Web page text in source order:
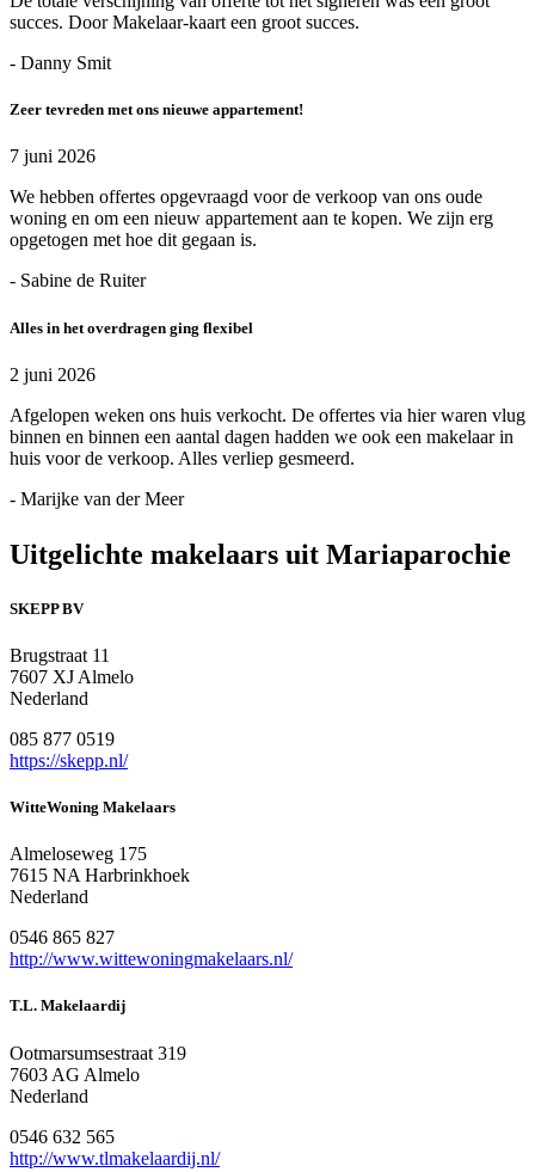
succes. Door Makelaar-kaart een groot succes.
- Danny Smit
Zeer tevreden met ons nieuwe appartement!
7 juni 2026
We hebben offertes opgevraagd voor de verkoop van ons oude
woning en om een nieuw appartement aan te kopen. We zijn erg
opgetogen met hoe dit gegaan is.
- Sabine de Ruiter
Alles in het overdragen ging flexibel
2 juni 2026
Afgelopen weken ons huis verkocht. De offertes via hier waren vlug
binnen en binnen een aantal dagen hadden we ook een makelaar in
huis voor de verkoop. Alles verliep gesmeerd.
- Marijke van der Meer
Uitgelichte makelaars uit Mariaparochie
SKEPP BV
Brugstraat 11
7607 XJ Almelo
Nederland
085 877 0519
https://skepp.nl/
WitteWoning Makelaars
Almeloseweg 175
7615 NA Harbrinkhoek
Nederland
0546 865 827
http://www.wittewoningmakelaars.nl/
T.L. Makelaardij
Ootmarsumsestraat 319
7603 AG Almelo
Nederland
0546 632 565
http://www.tlmakelaardij.nl/